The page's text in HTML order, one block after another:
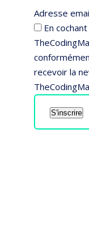
Adresse
En
recevoir la